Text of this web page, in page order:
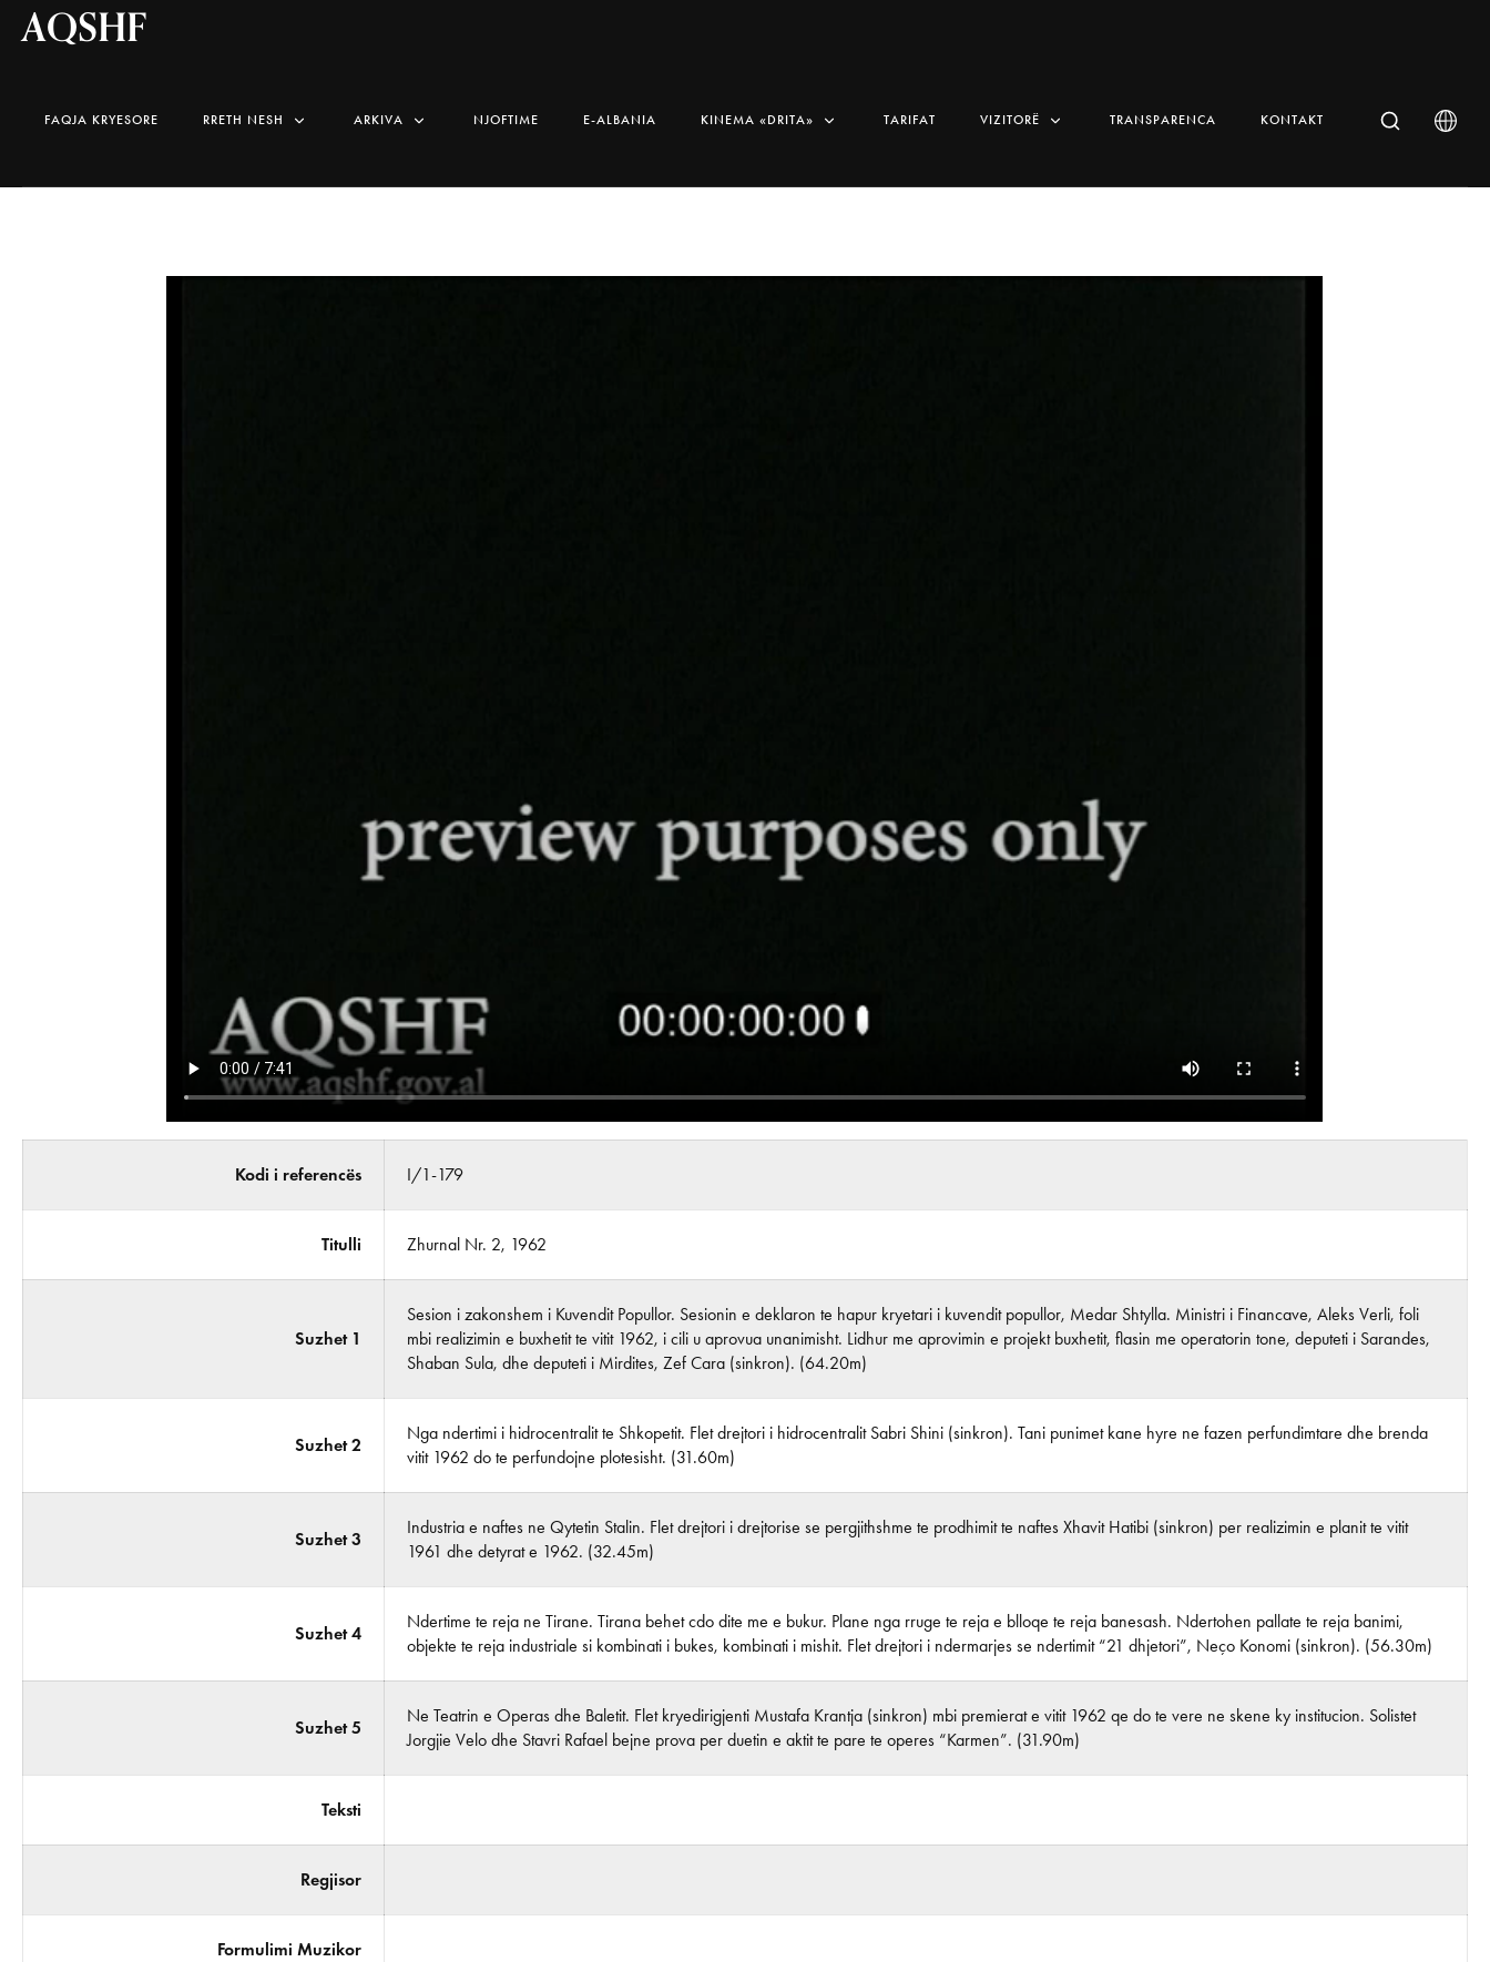
AQSHF
FAQJA KRYESORE RRETH NESH ARKIVA NJOFTIME E-ALBANIA KINEMA «DRITA» TARIFAT VIZITORË TRANSPARENCA KONTAKT
Kodi i referencës I/1-179
Titulli Zhurnal Nr. 2, 1962
Suzhet 1
Sesion i zakonshem i Kuvendit Popullor. Sesionin e deklaron te hapur kryetari i kuvendit popullor, Medar Shtylla. Ministri i Financave, Aleks Verli, foli
mbi realizimin e buxhetit te vitit 1962, i cili u aprovua unanimisht. Lidhur me aprovimin e projekt buxhetit, flasin me operatorin tone, deputeti i Sarandes,
Shaban Sula, dhe deputeti i Mirdites, Zef Cara (sinkron). (64.20m)
Suzhet 2
Nga ndertimi i hidrocentralit te Shkopetit. Flet drejtori i hidrocentralit Sabri Shini (sinkron). Tani punimet kane hyre ne fazen perfundimtare dhe brenda
vitit 1962 do te perfundojne plotesisht. (31.60m)
Suzhet 3
Industria e naftes ne Qytetin Stalin. Flet drejtori i drejtorise se pergjithshme te prodhimit te naftes Xhavit Hatibi (sinkron) per realizimin e planit te vitit
1961 dhe detyrat e 1962. (32.45m)
Suzhet 4
Ndertime te reja ne Tirane. Tirana behet cdo dite me e bukur. Plane nga rruge te reja e blloqe te reja banesash. Ndertohen pallate te reja banimi,
objekte te reja industriale si kombinati i bukes, kombinati i mishit. Flet drejtori i ndermarjes se ndertimit “21 dhjetori”, Neço Konomi (sinkron). (56.30m)
Suzhet 5
Ne Teatrin e Operas dhe Baletit. Flet kryedirigjenti Mustafa Krantja (sinkron) mbi premierat e vitit 1962 qe do te vere ne skene ky institucion. Solistet
Jorgjie Velo dhe Stavri Rafael bejne prova per duetin e aktit te pare te operes “Karmen”. (31.90m)
Teksti
Regjisor
Formulimi Muzikor